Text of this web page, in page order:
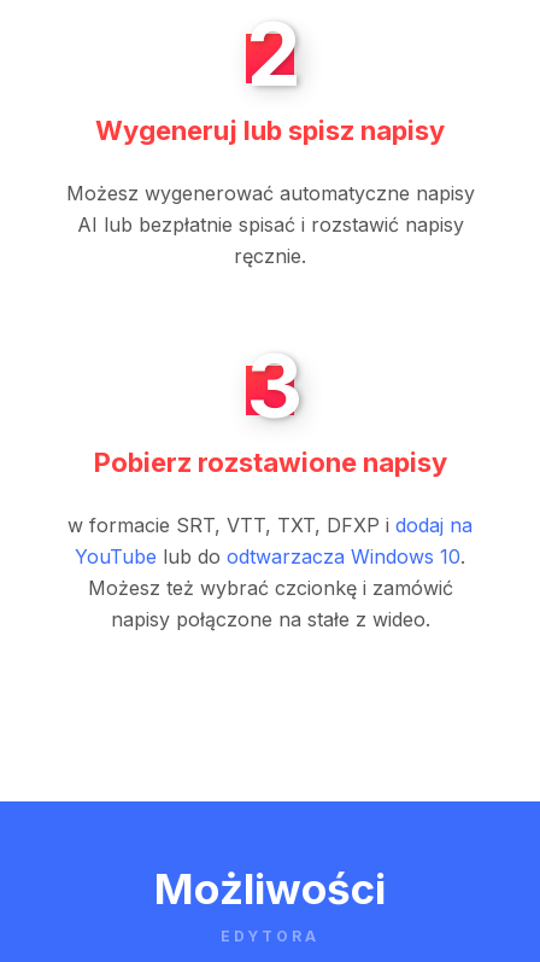
2
Wygeneruj lub spisz napisy
Możesz wygenerować automatyczne napisy
AI lub bezpłatnie spisać i rozstawić napisy
ręcznie.
3
Pobierz rozstawione napisy
w formacie SRT, VTT, TXT, DFXP i dodaj na
YouTube lub do odtwarzacza Windows 10.
Możesz też wybrać czcionkę i zamówić
napisy połączone na stałe z wideo.
Możliwości
EDYTORA